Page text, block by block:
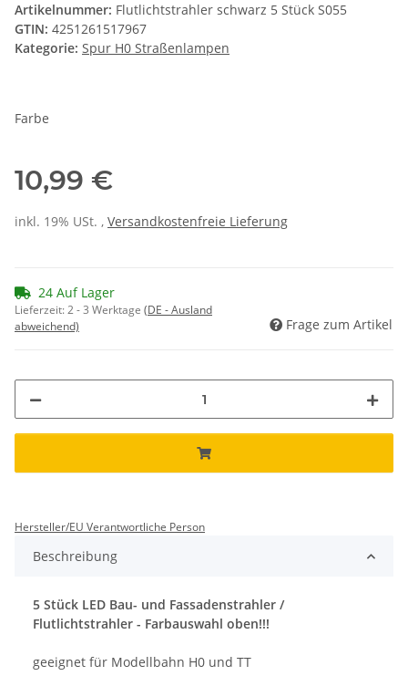
Artikelnummer: Flutlichtstrahler schwarz 5 Stück S055
GTIN: 4251261517967
Kategorie: Spur H0 Straßenlampen
Farbe
10,99 €
inkl. 19% USt. , Versandkostenfreie Lieferung
24 Auf Lager
Lieferzeit:2 - 3 Werktage (DE - Ausland
abweichend)
Frage zum Artikel
Hersteller/EU Verantwortliche Person
Beschreibung
5 Stück LED Bau- und Fassadenstrahler /
Flutlichtstrahler - Farbauswahl oben!!!
geeignet für Modellbahn H0 und TT